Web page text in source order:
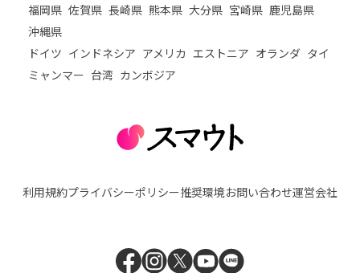
福岡県 佐賀県 長崎県 熊本県 大分県 宮崎県 鹿児島県
沖縄県
ドイツ インドネシア アメリカ エストニア オランダ タイ
ミャンマー 台湾 カンボジア
利用規約プライバシーポリシー推奨環境お問い合わせ運営会社